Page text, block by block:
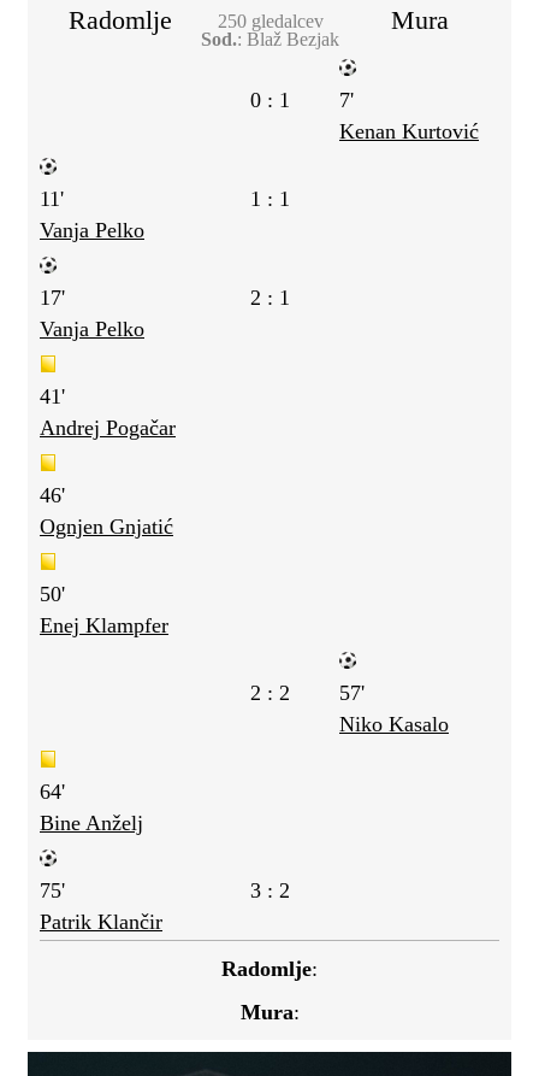
Radomlje
250 gledalcev
Sod.: Blaž Bezjak
Mura
0 : 1
7'
Kenan Kurtović
11'
Vanja Pelko
1 : 1
17'
Vanja Pelko
2 : 1
41'
Andrej Pogačar
46'
Ognjen Gnjatić
50'
Enej Klampfer
2 : 2
57'
Niko Kasalo
64'
Bine Anželj
75'
Patrik Klančir
3 : 2
Radomlje:
Mura: